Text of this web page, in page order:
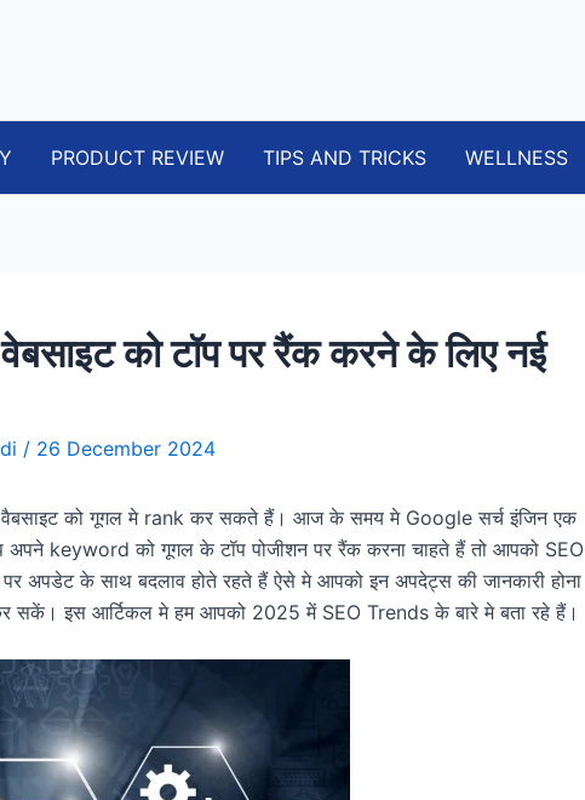
PRODUCT REVIEW TIPS AND TRICKS WELLNESS
को टॉप पर रैंक करने के लिए नई
/ 26 December 2024
को गूगल मे rank कर सकते हैं। आज के समय मे Google सर्च इंजिन एक
अपने keyword को गूगल के टॉप पोजीशन पर रैंक करना चाहते हैं तो आपको SEO
पर अपडेट के साथ बदलाव होते रहते हैं ऐसे मे आपको इन अपदेट्स की जानकारी होना
सकें। इस आर्टिकल मे हम आपको 2025 में SEO Trends के बारे मे बता रहे हैं।